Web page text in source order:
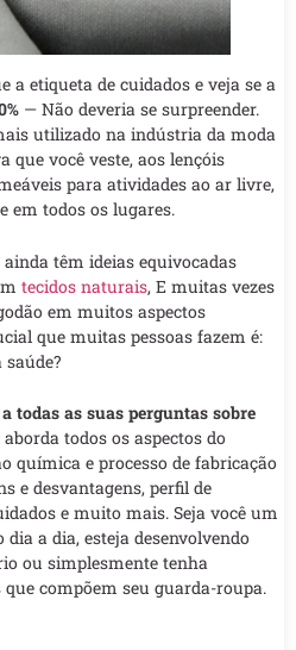
a etiqueta de cuidados e veja se a
— Não deveria se surpreender.
utilizado na indústria da moda
que você veste, aos lençóis
para atividades ao ar livre,
em todos os lugares.
têm ideias equivocadas
tecidos naturais, E muitas vezes
em muitos aspectos
que muitas pessoas fazem é:
todas as suas perguntas sobre
todos os aspectos do
química e processo de fabricação
e desvantagens, perfil de
e muito mais. Seja você um
a dia, esteja desenvolvendo
ou simplesmente tenha
compõem seu guarda-roupa.